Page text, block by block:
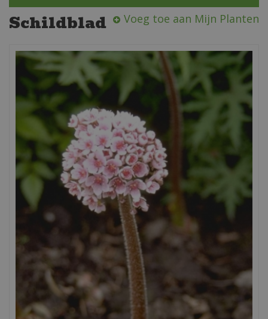
Schildblad Voeg toe aan Mijn Planten